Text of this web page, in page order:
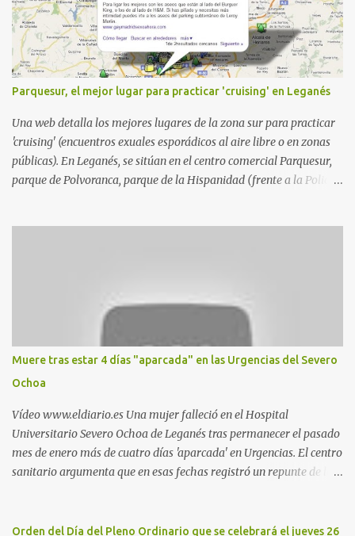
Parquesur, el mejor lugar para practicar 'cruising' en Leganés
Una web detalla los mejores lugares de la zona sur para practicar
'cruising' (encuentros exuales esporádicos al aire libre o en zonas
públicas). En Leganés, se sitúan en el centro comercial Parquesur,
parque de Polvoranca, parque de la Hispanidad (frente a la Policía
estadio municipal de Butarque) y caminos entre el estadio y Plaza
Nueva. Otro lugar: Escombrera de Polvoranca, entre Leganés y
Móstoles También en el parque de la Hispanidad, situado frente a
la Policía Local de Leganés de la calle Chile, 1, y junto al
cementerio de Butarque". Más información
Muere tras estar 4 días "aparcada" en las Urgencias del Severo
Ochoa
Vídeo www.eldiario.es Una mujer falleció en el Hospital
Universitario Severo Ochoa de Leganés tras permanecer el pasado
mes de enero más de cuatro días 'aparcada' en Urgencias. El centro
sanitario argumenta que en esas fechas registró un repunte de las
arritmia y agravamiento de su dolencia por culpa de un resfriado.
Orden del Día del Pleno Ordinario que se celebrará el jueves 26